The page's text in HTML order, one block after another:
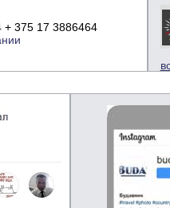
+ 375 17 3886464